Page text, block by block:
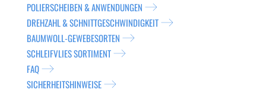
POLIERSCHEIBEN & ANWENDUNGEN
DREHZAHL & SCHNITTGESCHWINDIGKEIT
BAUMWOLL-GEWEBESORTEN
SCHLEIFVLIES SORTIMENT
FAQ
SICHERHEITSHINWEISE